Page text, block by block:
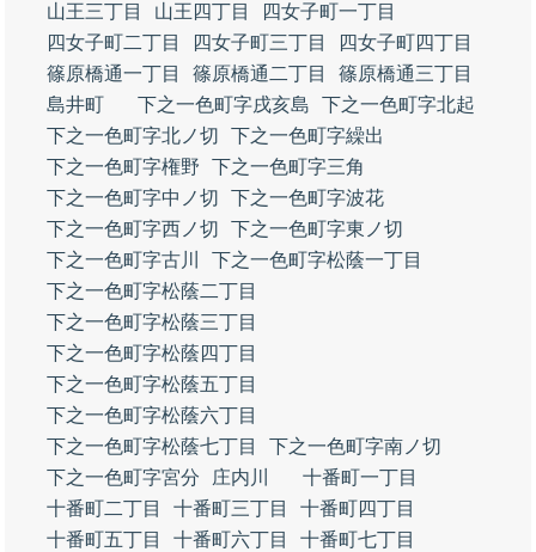
山王三丁目
山王四丁目
四女子町一丁目
四女子町二丁目
四女子町三丁目
四女子町四丁目
篠原橋通一丁目
篠原橋通二丁目
篠原橋通三丁目
島井町
下之一色町字戌亥島
下之一色町字北起
下之一色町字北ノ切
下之一色町字繰出
下之一色町字権野
下之一色町字三角
下之一色町字中ノ切
下之一色町字波花
下之一色町字西ノ切
下之一色町字東ノ切
下之一色町字古川
下之一色町字松蔭一丁目
下之一色町字松蔭二丁目
下之一色町字松蔭三丁目
下之一色町字松蔭四丁目
下之一色町字松蔭五丁目
下之一色町字松蔭六丁目
下之一色町字松蔭七丁目
下之一色町字南ノ切
下之一色町字宮分
庄内川
十番町一丁目
十番町二丁目
十番町三丁目
十番町四丁目
十番町五丁目
十番町六丁目
十番町七丁目